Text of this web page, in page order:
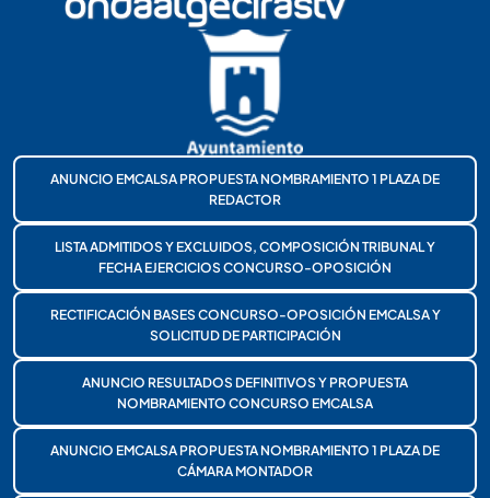
ANUNCIO EMCALSA PROPUESTA NOMBRAMIENTO 1 PLAZA DE
REDACTOR
LISTA ADMITIDOS Y EXCLUIDOS, COMPOSICIÓN TRIBUNAL Y
FECHA EJERCICIOS CONCURSO-OPOSICIÓN
RECTIFICACIÓN BASES CONCURSO-OPOSICIÓN EMCALSA Y
SOLICITUD DE PARTICIPACIÓN
ANUNCIO RESULTADOS DEFINITIVOS Y PROPUESTA
NOMBRAMIENTO CONCURSO EMCALSA
ANUNCIO EMCALSA PROPUESTA NOMBRAMIENTO 1 PLAZA DE
CÁMARA MONTADOR